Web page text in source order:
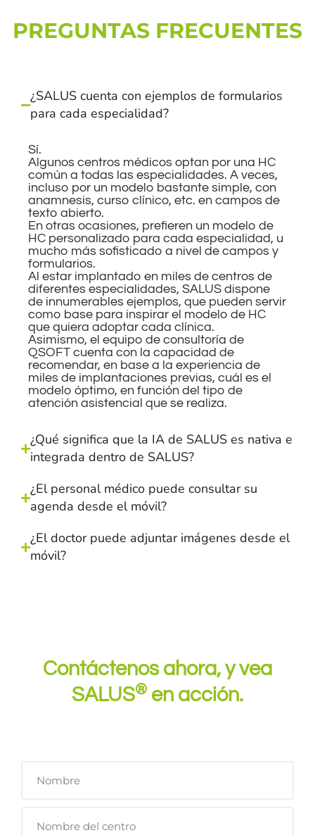
PREGUNTAS FRECUENTES
¿SALUS cuenta con ejemplos de formularios
para cada especialidad?
Sí.
Algunos centros médicos optan por una HC
común a todas las especialidades. A veces,
incluso por un modelo bastante simple, con
anamnesis, curso clínico, etc. en campos de
texto abierto.
En otras ocasiones, prefieren un modelo de
HC personalizado para cada especialidad, u
mucho más sofisticado a nivel de campos y
formularios.
Al estar implantado en miles de centros de
diferentes especialidades, SALUS dispone
de innumerables ejemplos, que pueden servir
como base para inspirar el modelo de HC
que quiera adoptar cada clínica.
Asimismo, el equipo de consultoría de
QSOFT cuenta con la capacidad de
recomendar, en base a la experiencia de
miles de implantaciones previas, cuál es el
modelo óptimo, en función del tipo de
atención asistencial que se realiza.
¿Qué significa que la IA de SALUS es nativa e
integrada dentro de SALUS?
¿El personal médico puede consultar su
agenda desde el móvil?
¿El doctor puede adjuntar imágenes desde el
móvil?
Contáctenos ahora, y vea
SALUS® en acción.